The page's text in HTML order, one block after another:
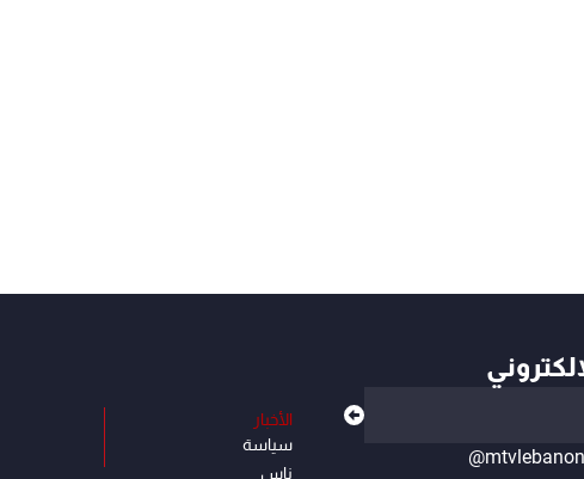
@mtvlebanon
الأخبار
سياسة
ناس